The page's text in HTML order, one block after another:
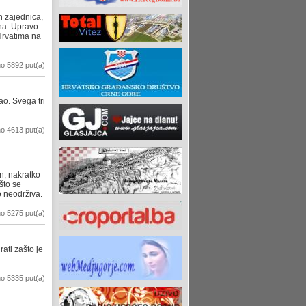
zajednica,
Upravo
na
5892 put(a)
Svega tri
4613 put(a)
nakratko
se
neodrživa.
5275 put(a)
zašto je
5335 put(a)